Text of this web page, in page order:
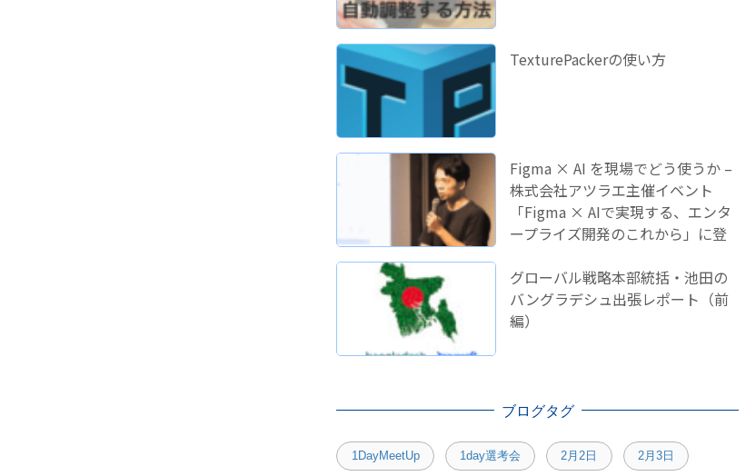
TexturePackerの使い方
Figma × AI を現場でどう使うか –
株式会社アツラエ主催イベント
「Figma × AIで実現する、エンタ
ープライズ開発のこれから」に登
グローバル戦略本部統括・池田の
バングラデシュ出張レポート（前
編）
ブログタグ
1DayMeetUp 1day選考会 2月2日 2月3日